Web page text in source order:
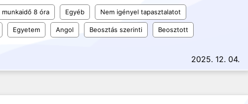
munkaidő 8 óra Egyéb Nem igényel tapasztalatot
Egyetem Angol Beosztás szerinti Beosztott
2025. 12. 04.